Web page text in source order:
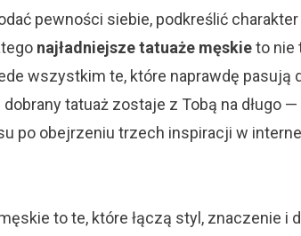
pewności siebie, podkreślić
najładniejsze tatuaże męskieto nie
wszystkim te, które naprawdę pasują
tatuaż zostaje z Tobą na długo
po obejrzeniu trzech inspiracji w
to te, które łączą styl, znaczenie i